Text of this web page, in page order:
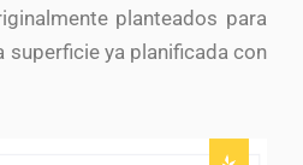
planteados para
superficie ya planificada con